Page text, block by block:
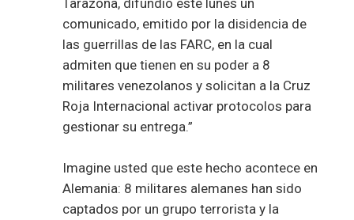
comunicado, emitido por la disidencia de
las guerrillas de las FARC, en la cual
admiten que tienen en su poder a 8
militares venezolanos y solicitan a la Cruz
Roja Internacional activar protocolos para
gestionar su entrega.”
Imagine usted que este hecho acontece en
Alemania: 8 militares alemanes han sido
captados por un grupo terrorista y la